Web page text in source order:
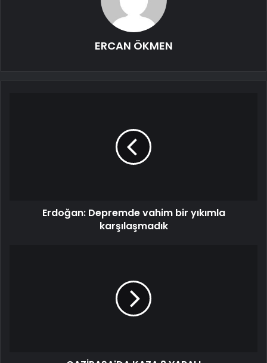
ERCAN ÖKMEN
Erdoğan: Depremde vahim bir yıkımla
karşılaşmadık